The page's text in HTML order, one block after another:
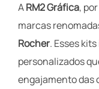
ARM2 Gráfica,
marcas
Rocher. Esses
personalizados
engajamento das